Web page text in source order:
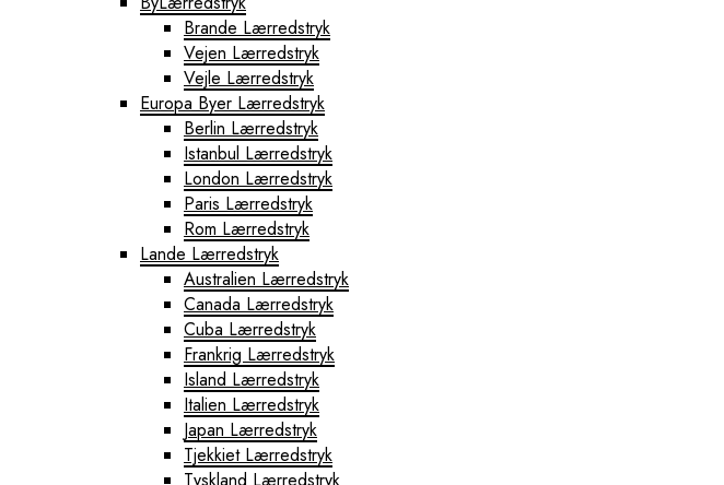
Brande Lærredstryk
Vejen Lærredstryk
Vejle Lærredstryk
Europa Byer Lærredstryk
Berlin Lærredstryk
Istanbul Lærredstryk
London Lærredstryk
Paris Lærredstryk
Rom Lærredstryk
Lande Lærredstryk
Australien Lærredstryk
Canada Lærredstryk
Cuba Lærredstryk
Frankrig Lærredstryk
Island Lærredstryk
Italien Lærredstryk
Japan Lærredstryk
Tjekkiet Lærredstryk